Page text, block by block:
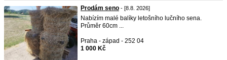
Prodám seno - [8.8. 2026]
Nabízím malé balíky letošního lučního sena.
Průměr 60cm ...
Praha - západ - 252 04
1 000 Kč